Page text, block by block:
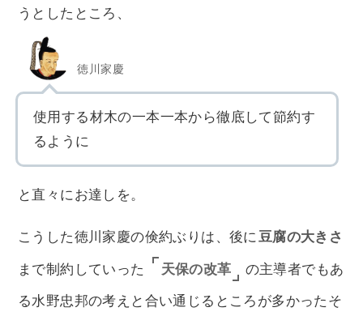
うとしたところ、
徳川家慶
使用する材木の一本一本から徹底して節約す
るように
と直々にお達しを。
こうした徳川家慶の倹約ぶりは、後に豆腐の大きさ
まで制約していった 天保の改革 の主導者でもあ
る水野忠邦の考えと合い通じるところが多かったそ